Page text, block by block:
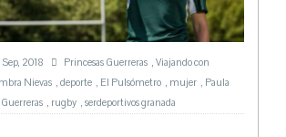
2018 Princesas Guerreras , Viajando con
Nievas , deporte , El Pulsómetro , mujer , Paula
, rugby , serdeportivos granada